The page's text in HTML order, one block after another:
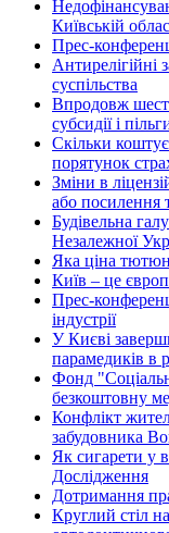
Київській
Прес-
Антирелігійні
суспільства
Впродовж
субсидії і
Скільки
порятунок
Зміни в
або посилення
Будівельна
Незалежної
Яка ціна
Київ – це
Прес-
індустрії
У Києві
парамедиків
Фонд
безкоштовну
Конфлікт
забудовника
Як сигарети у
Дослідження
Дотримання
Круглий стіл